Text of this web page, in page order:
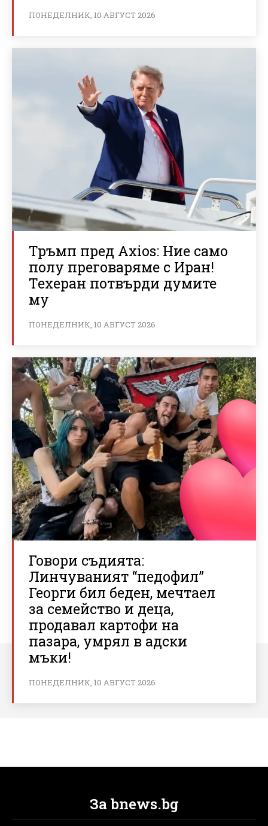
ПОНЕДЕЛНИК, 10 АВГУСТ 2026
Тръмп пред Axios: Ние само
полу преговаряме с Иран!
Техеран потвърди думите
му
ПОНЕДЕЛНИК, 10 АВГУСТ 2026
Говори съдията:
Линчуваният “педофил”
Георги бил беден, мечтаел
за семейство и деца,
продавал картофи на
пазара, умрял в адски
мъки!
ПОНЕДЕЛНИК, 10 АВГУСТ 2026
За bnews.bg